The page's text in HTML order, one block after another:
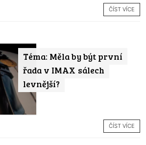
ČÍST VÍCE
Téma: Měla by být první
řada v IMAX sálech
levnější?
ČÍST VÍCE